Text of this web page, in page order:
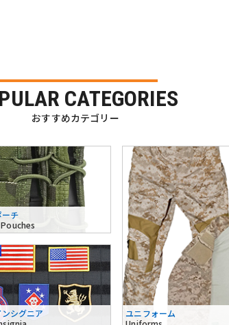
CATEGORIES
おすすめカテゴリー
ーチ
シグニア
ユニフォーム